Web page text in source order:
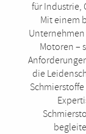
für Industrie,
Mit einem
Motoren –
die